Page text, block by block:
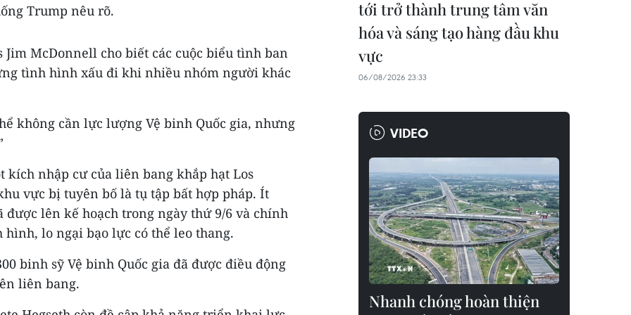
Trump nêu rõ.
Jim McDonnell cho biết các cuộc biểu tình ban
tình hình xấu đi khi nhiều nhóm người khác
không cần lực lượng Vệ binh Quốc gia, nhưng
kích nhập cư của liên bang khắp hạt Los
vực bị tuyên bố là tụ tập bất hợp pháp. Ít
lên kế hoạch trong ngày thứ 9/6 và chính
lo ngại bạo lực có thể leo thang.
binh sỹ Vệ binh Quốc gia đã được điều động
liên bang.
tới trở thành trung tâm văn
hóa và sáng tạo hàng đầu khu
vực
06/08/2026 23:33
VIDEO
Nhanh chóng hoàn thiện